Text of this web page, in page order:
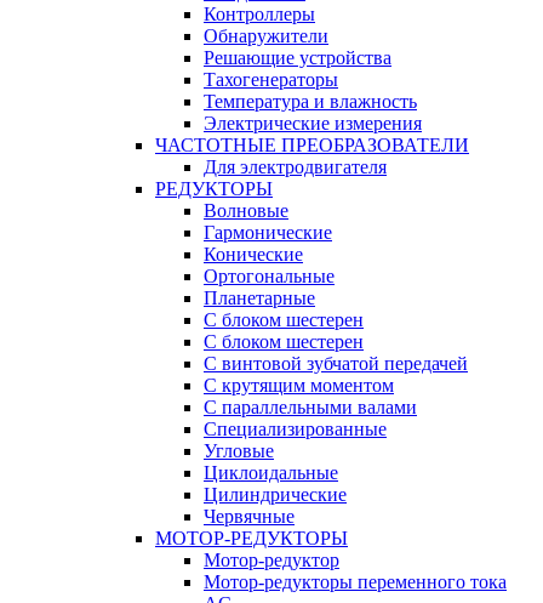
Контроллеры
Обнаружители
Решающие устройства
Тахогенераторы
Температура и влажность
Электрические измерения
ЧАСТОТНЫЕ ПРЕОБРАЗОВАТЕЛИ
Для электродвигателя
РЕДУКТОРЫ
Волновые
Гармонические
Конические
Ортогональные
Планетарные
С блоком шестерен
С блоком шестерен
С винтовой зубчатой передачей
С крутящим моментом
С параллельными валами
Специализированные
Угловые
Циклоидальные
Цилиндрические
Червячные
МОТОР-РЕДУКТОРЫ
Мотор-редуктор
Мотор-редукторы переменного тока